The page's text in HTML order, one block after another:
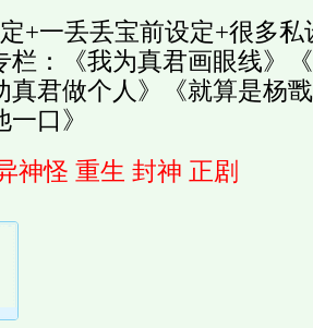
+一丢丢宝前设定+很多私
栏：《我为真君画眼线》
真君做个人》《就算是杨
口》
神怪 重生 封神 正剧